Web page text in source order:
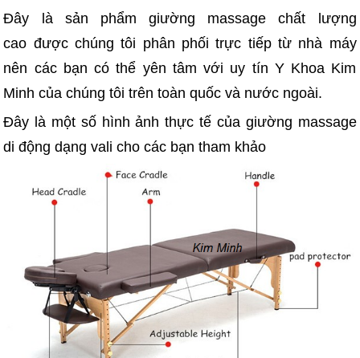
Đây là sản phẩm giường massage chất lượng
cao được chúng tôi phân phối trực tiếp từ nhà máy
nên các bạn có thể yên tâm với uy tín Y Khoa Kim
Minh của chúng tôi trên toàn quốc và nước ngoài.
Đây là một số hình ảnh thực tế của giường massage
di động dạng vali cho các bạn tham khảo